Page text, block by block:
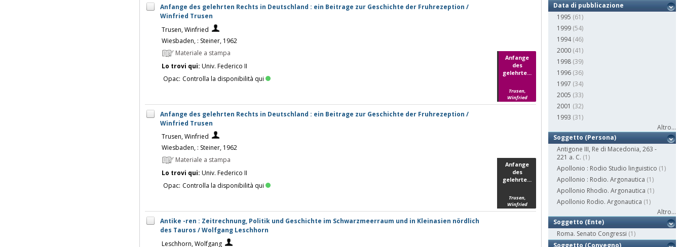
Anfange des gelehrten Rechts in Deutschland : ein Beitrage zur Geschichte der Fruhrezeption /
Winfried Trusen
Trusen, Winfried
Wiesbaden, : Steiner, 1962
Materiale a stampa
Lo trovi qui: Univ. Federico II
Opac: Controlla la disponibilità qui
Anfange
des
gelehrte...
Trusen,
Winfried
Anfange des gelehrten Rechts in Deutschland : ein Beitrage zur Geschichte der Fruhrezeption /
Winfried Trusen
Trusen, Winfried
Wiesbaden, : Steiner, 1962
Materiale a stampa
Lo trovi qui: Univ. Federico II
Opac: Controlla la disponibilità qui
Anfange
des
gelehrte...
Trusen,
Winfried
Antike -ren : Zeitrechnung, Politik und Geschichte im Schwarzmeerraum und in Kleinasien nördlich
des Tauros / Wolfgang Leschhorn
Leschhorn, Wolfgang
Data di pubblicazione
1995 (61)
1999 (54)
1994 (46)
2000 (41)
1998 (39)
1996 (36)
1997 (34)
2005 (33)
2001 (32)
1993 (31)
Altro...
Soggetto (Persona)
Antigone III, Re di Macedonia, 263 -
221 a. C. (1)
Apollonio : Rodio Studio linguistico (1)
Apollonio : Rodio. Argonautica (1)
Apollonio Rhodio. Argonautica (1)
Apollonio Rodio. Argonautica (1)
Altro...
Soggetto (Ente)
Roma. Senato Congressi (1)